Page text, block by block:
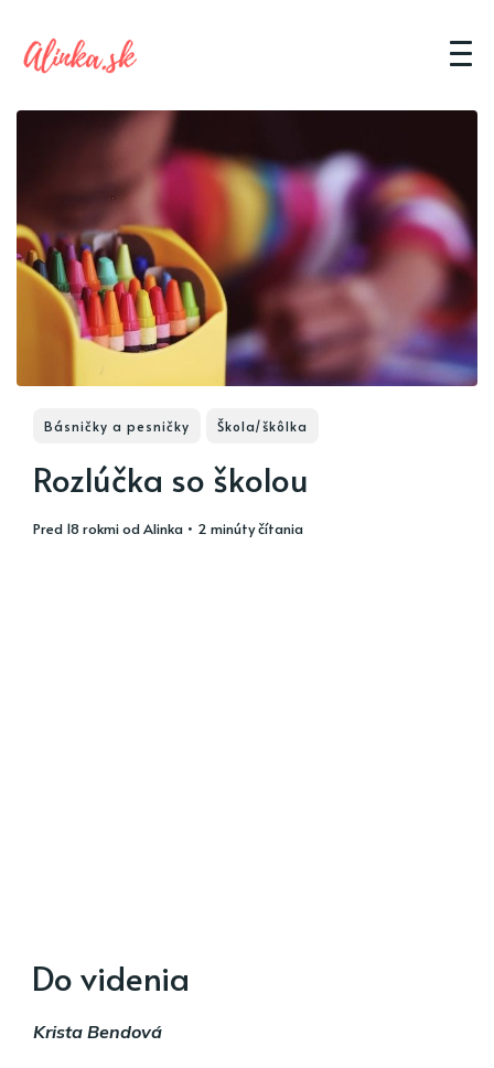
Básničky a pesničky Škola/škôlka
Rozlúčka so školou
pred 18 rokmiodAlinka • 2 minúty čítania
Do videnia
Krista Bendová